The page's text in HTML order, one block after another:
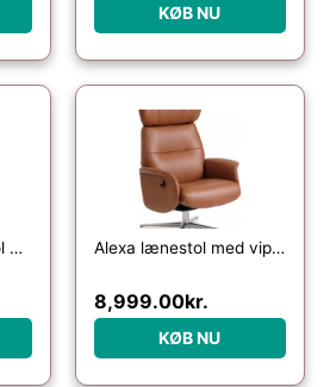
KØB NU
Alex recliner lænestol 2 motors – sort semi aniline læder og sort aluminium Alexa lænestol med vippefunktion i semi-anilin læder H106 cm – Børstet alugrå/Cognac
8,999.00kr.
KØB NU